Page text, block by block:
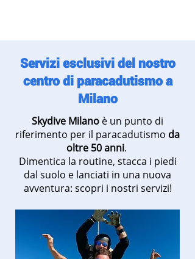
Servizi esclusivi del nostro
centro di paracadutismo a
Milano
Skydive Milano è un punto di
riferimento per il paracadutismo da
oltre 50 anni.
Dimentica la routine, stacca i piedi
dal suolo e lanciati in una nuova
avventura: scopri i nostri servizi!